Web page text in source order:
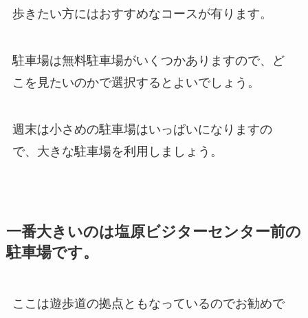
歩きたい方にはおすすめなコースが有ります。
駐車場は無料駐車場がいくつかありますので、ど
こを見たいのかで選択するとよいでしょう。
週末は小さめの駐車場はいっぱいになりますの
で、大きな駐車場を利用しましょう。
一番大きいのは塩原ビジターセンター前の
駐車場です。
ここは遊歩道の拠点ともなっているのでお勧めで